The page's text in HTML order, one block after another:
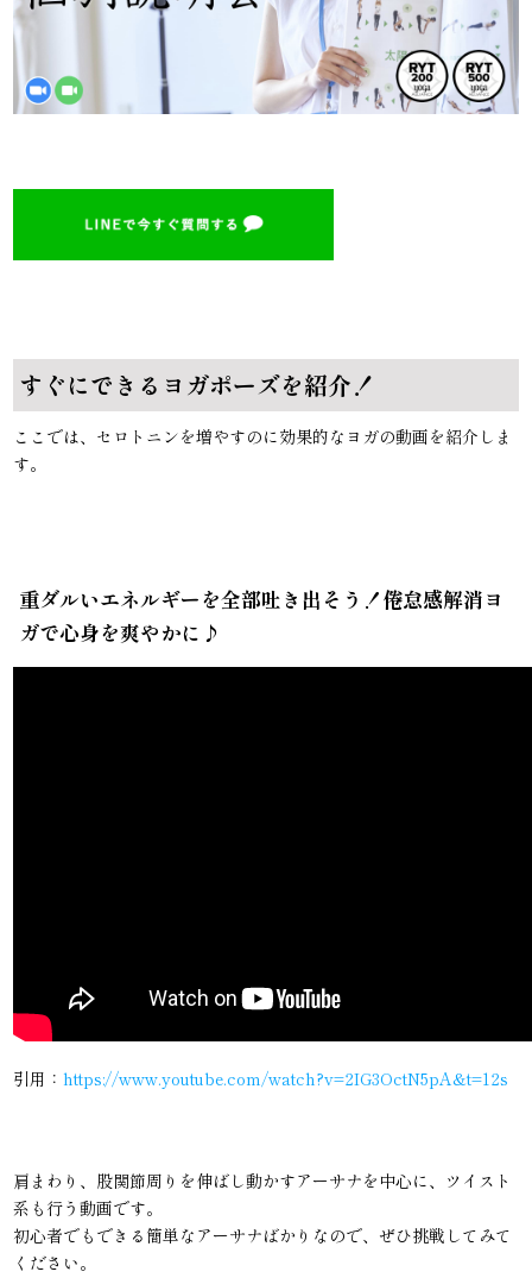
すぐにできるヨガポーズを紹介！
ここでは、セロトニンを増やすのに効果的なヨガの動画を紹介しま
す。
重ダルいエネルギーを全部吐き出そう！倦怠感解消ヨ
ガで心身を爽やかに♪
引用：https://www.youtube.com/watch?v=2IG3OctN5pA&t=12s
肩まわり、股関節周りを伸ばし動かすアーサナを中心に、ツイスト
系も行う動画です。
初心者でもできる簡単なアーサナばかりなので、ぜひ挑戦してみて
ください。